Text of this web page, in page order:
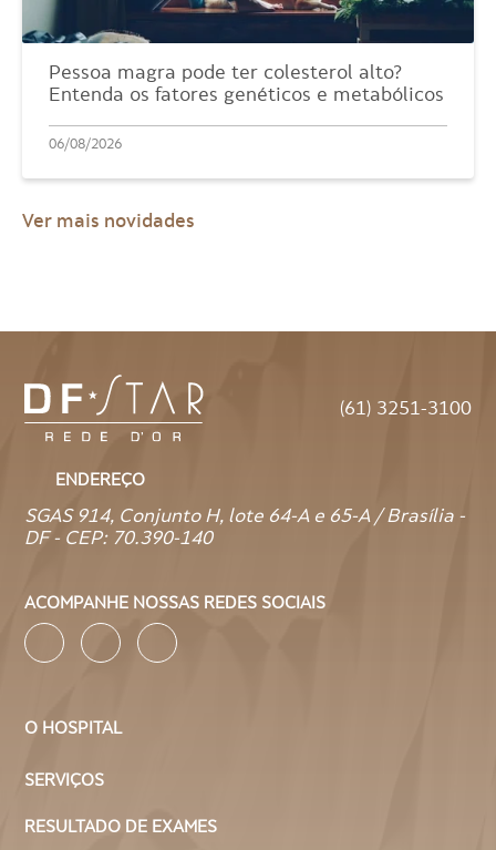
Pessoa magra pode ter colesterol alto?
Entenda os fatores genéticos e metabólicos
06/08/2026
Ver mais novidades
(61) 3251-3100
ENDEREÇO
SGAS 914, Conjunto H, lote 64-A e 65-A / Brasília -
DF - CEP: 70.390-140
ACOMPANHE NOSSAS REDES SOCIAIS
O HOSPITAL
SERVIÇOS
RESULTADO DE EXAMES